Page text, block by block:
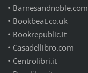
• Barnesandnoble.com
• Bookbeat.co.uk
• Bookrepublic.it
• Casadellibro.com
• Centrolibri.it